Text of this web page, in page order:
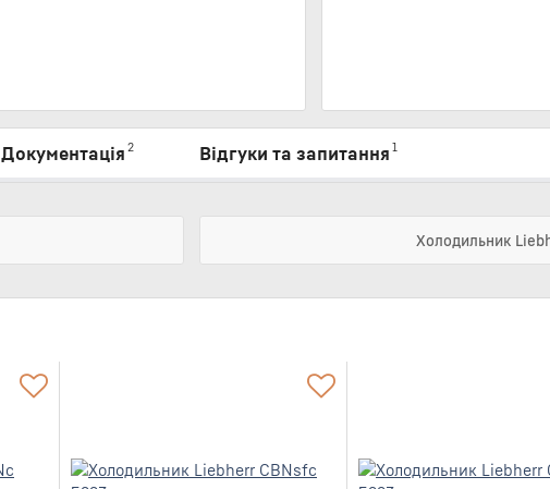
Документація 2 Відгуки та запитання 1
Холодильник